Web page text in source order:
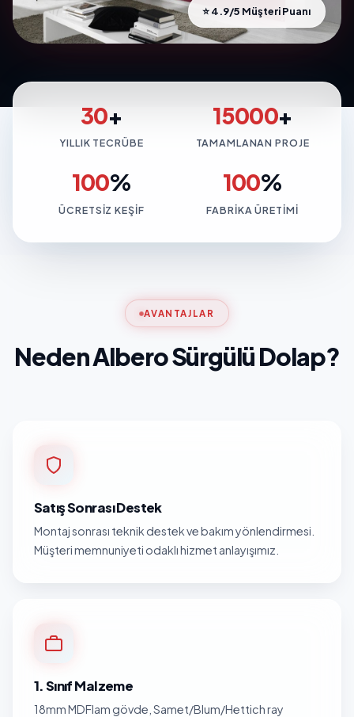
⭐ 4.9/5 Müşteri Puanı
30+
YILLIK TECRÜBE
15000+
TAMAMLANAN PROJE
100%
ÜCRETSIZ KEŞIF
100%
FABRIKA ÜRETIMI
AVANTAJLAR
Neden Albero Sürgülü Dolap?
Satış Sonrası Destek
Montaj sonrası teknik destek ve bakım yönlendirmesi.
Müşteri memnuniyeti odaklı hizmet anlayışımız.
1. Sınıf Malzeme
18mm MDFlam gövde, Samet/Blum/Hettich ray